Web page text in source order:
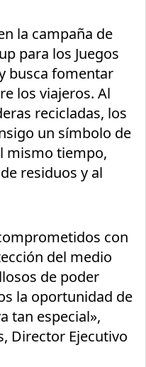
la campaña de
para los Juegos
busca fomentar
los viajeros. Al
recicladas, los
un símbolo de
mismo tiempo,
residuos y al
con
del medio
de poder
la oportunidad de
tan especial»,
Director Ejecutivo